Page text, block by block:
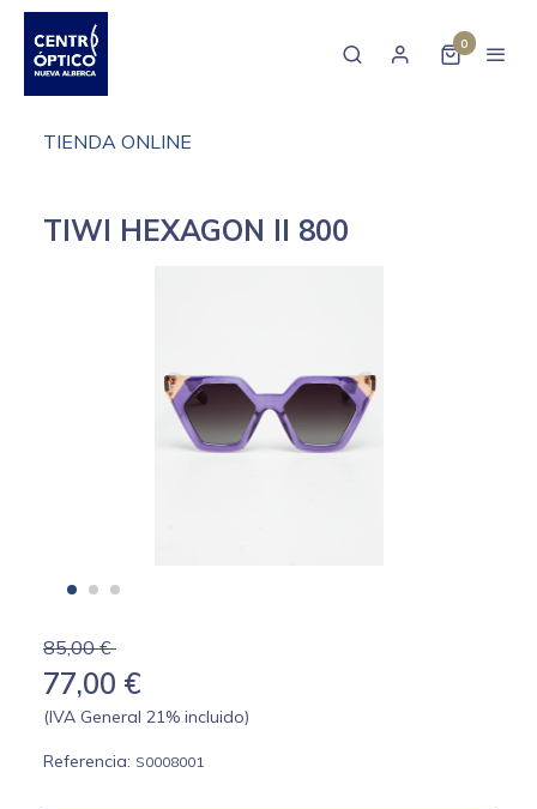
0
TIENDA ONLINE
TIWI HEXAGON II 800
85,00 €
77,00 €
(IVA General 21% incluido)
Referencia: S0008001